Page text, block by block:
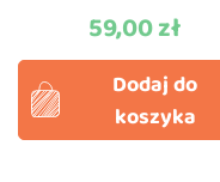
- Janod
Cena
59,00 zł
Dodaj do
koszyka